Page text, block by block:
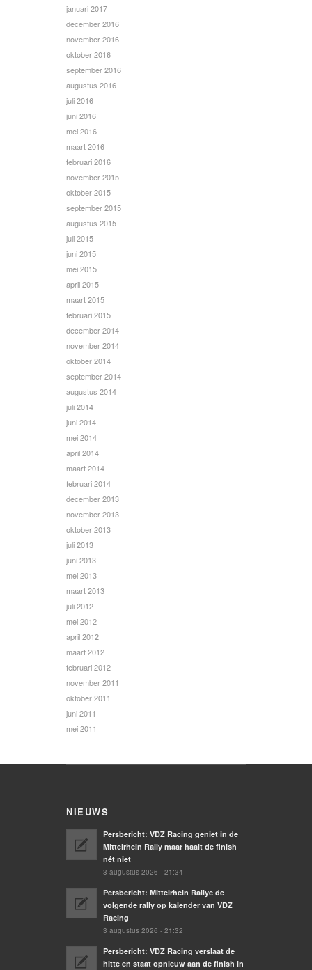
januari 2017
december 2016
november 2016
oktober 2016
september 2016
augustus 2016
juli 2016
juni 2016
mei 2016
maart 2016
februari 2016
november 2015
oktober 2015
september 2015
augustus 2015
juli 2015
juni 2015
mei 2015
april 2015
maart 2015
februari 2015
december 2014
november 2014
oktober 2014
september 2014
augustus 2014
juli 2014
juni 2014
mei 2014
april 2014
maart 2014
februari 2014
december 2013
november 2013
oktober 2013
juli 2013
juni 2013
mei 2013
maart 2013
juli 2012
mei 2012
april 2012
maart 2012
februari 2012
november 2011
oktober 2011
juni 2011
mei 2011
NIEUWS
Persbericht: VDZ Racing geniet in de
Mittelrhein Rally maar haalt de finish
nét niet
3 augustus 2026 - 21:34
Persbericht: Mittelrhein Rallye de
volgende rally op kalender van VDZ
Racing
3 augustus 2026 - 21:32
Persbericht: VDZ Racing verslaat de
hitte en staat opnieuw aan de finish in